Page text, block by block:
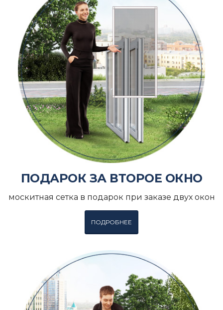
ПОДАРОК ЗА ВТОРОЕ ОКНО
москитная сетка в подарок при заказе двух окон
ПОДРОБНЕЕ